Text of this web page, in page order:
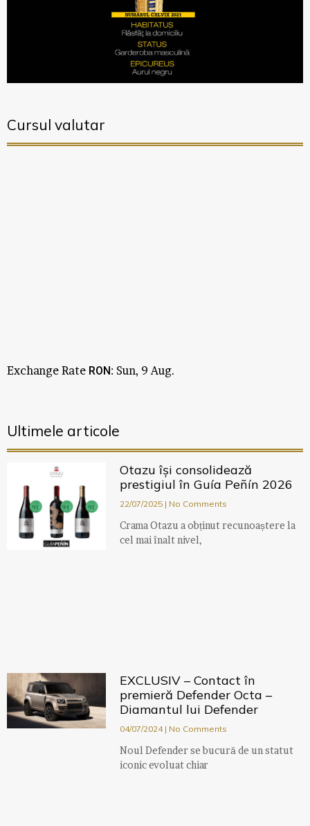
Cursul valutar
Exchange Rate RON: Sun, 9 Aug.
Ultimele articole
Otazu își consolidează
prestigiul în Guía Peñín 2026
22/07/2025 No Comments
Crama Otazu a obținut recunoaștere la
cel mai înalt nivel,
EXCLUSIV – Contact în
premieră Defender Octa –
Diamantul lui Defender
04/07/2024 No Comments
Noul Defender se bucură de un statut
iconic evoluat chiar